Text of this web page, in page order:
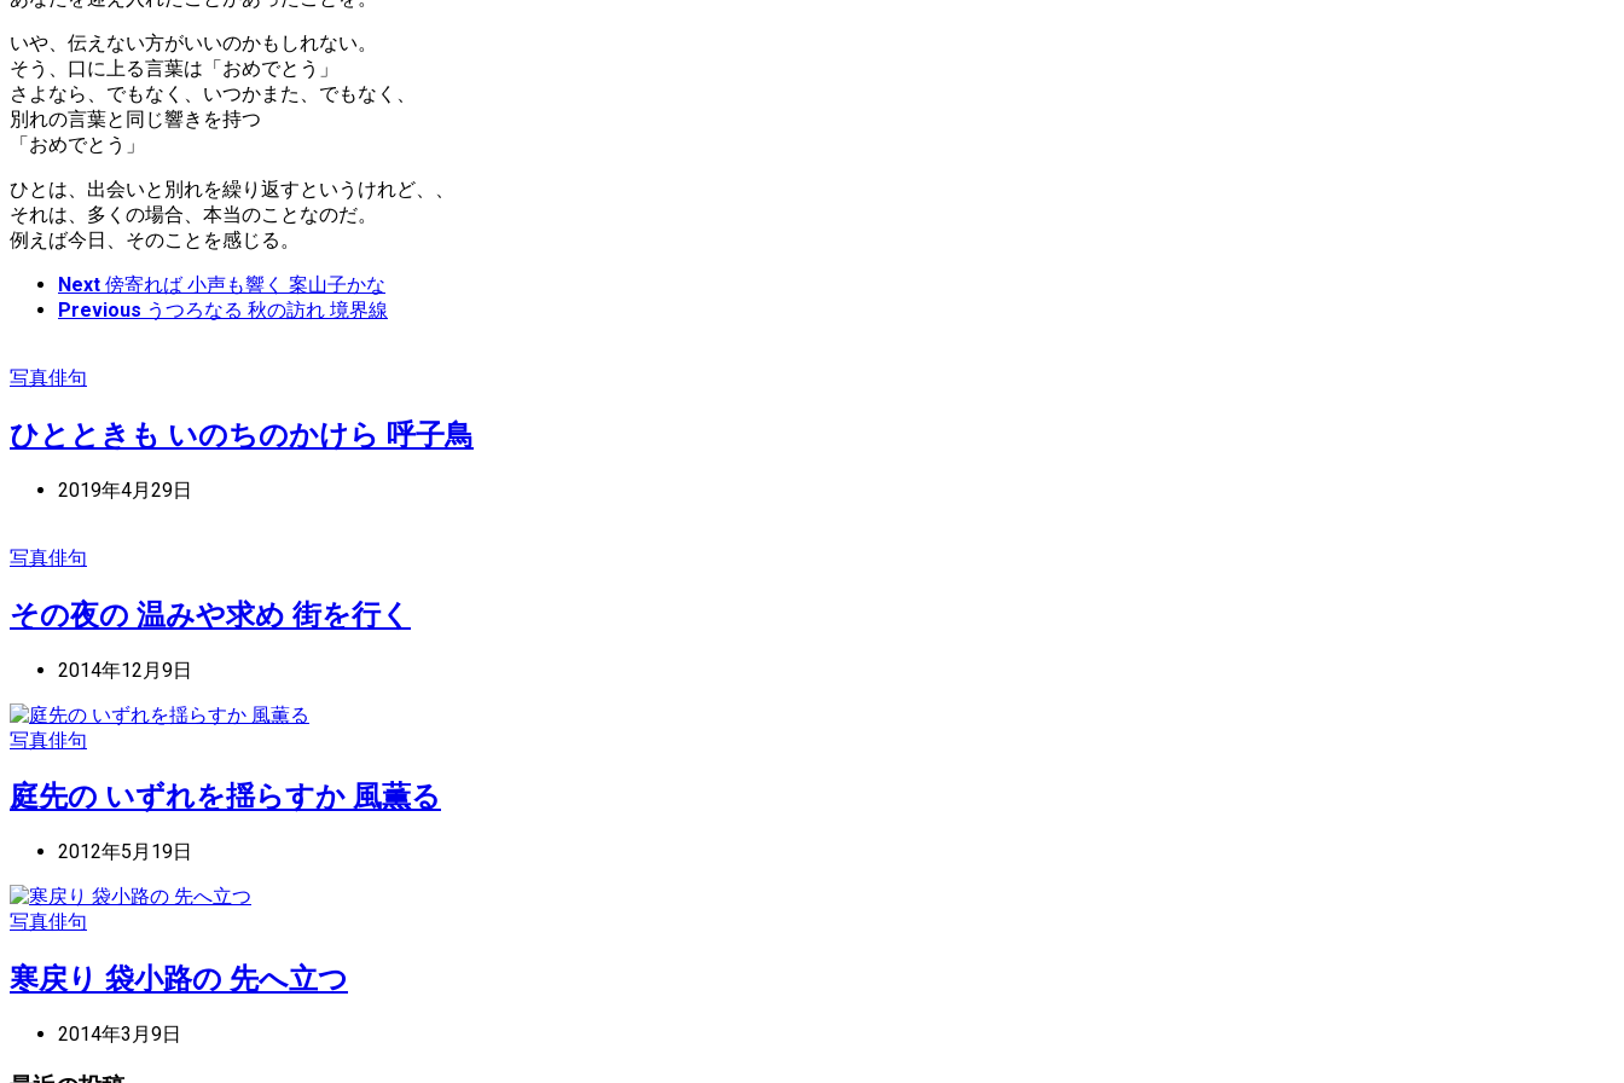
いや、伝えない方がいいのかもしれない。
そう、口に上る言葉は「おめでとう」
さよなら、でもなく、いつかまた、でもなく、
別れの言葉と同じ響きを持つ
「おめでとう」
ひとは、出会いと別れを繰り返すというけれど、、
それは、多くの場合、本当のことなのだ。
例えば今日、そのことを感じる。
Next 傍寄れば 小声も響く 案山子かな
Previous うつろなる 秋の訪れ 境界線
写真俳句
ひとときも いのちのかけら 呼子鳥
2019年4月29日
写真俳句
その夜の 温みや求め 街を行く
2014年12月9日
写真俳句
庭先の いずれを揺らすか 風薫る
2012年5月19日
写真俳句
寒戻り 袋小路の 先へ立つ
2014年3月9日